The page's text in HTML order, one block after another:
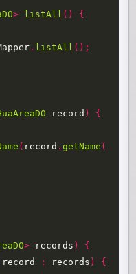
> listAll () {
. listAll ();
record )
{
( record .getName (
> records )
{
record : records )
{